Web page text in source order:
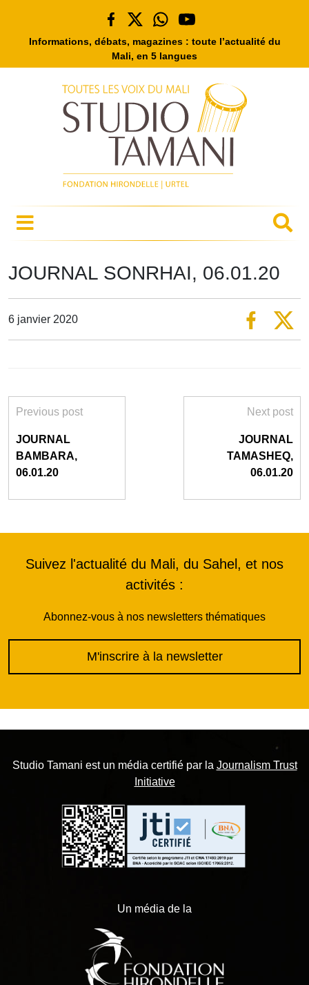
Informations, débats, magazines : toute l’actualité du
Mali, en 5 langues
JOURNAL SONRHAI, 06.01.20
6 janvier 2020
Previous post
JOURNAL
BAMBARA,
06.01.20
Next post
JOURNAL
TAMASHEQ,
06.01.20
Suivez l'actualité du Mali, du Sahel, et nos
activités :
Abonnez-vous à nos newsletters thématiques
M'inscrire à la newsletter
Studio Tamani est un média certifié par la Journalism Trust
Initiative
Un média de la